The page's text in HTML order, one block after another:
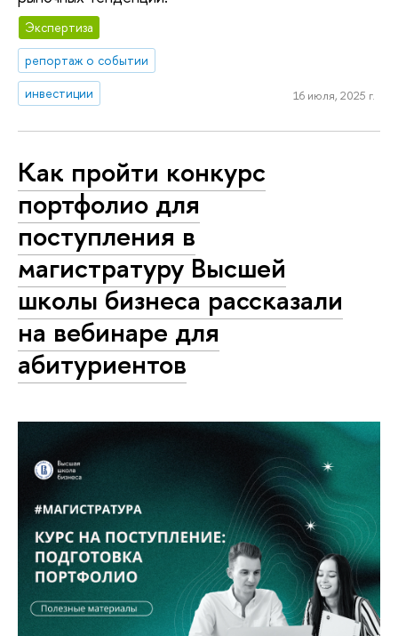
Экспертиза
репортаж о событии
инвестиции
16 июля, 2025 г.
Как пройти конкурс
портфолио для
поступления в
магистратуру Высшей
школы бизнеса рассказали
на вебинаре для
абитуриентов